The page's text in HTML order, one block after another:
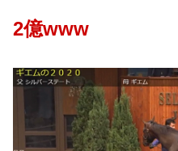
2億www